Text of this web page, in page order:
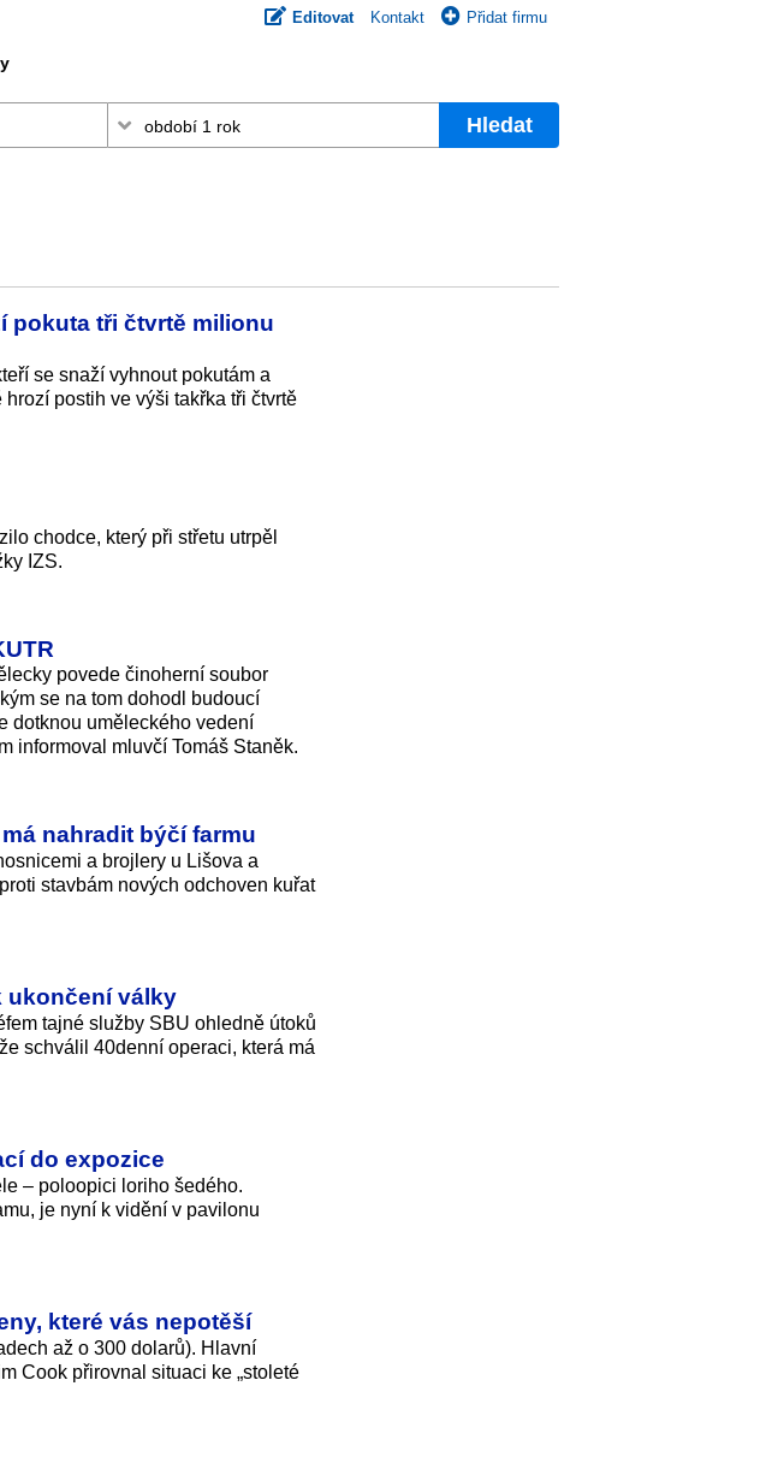
Editovat Kontakt Přidat firmu
Hledat
pokuta tři čtvrtě milionu
se snaží vyhnout pokutám a
postih ve výši takřka tři čtvrtě
chodce, který při střetu utrpěl
IZS.
povede činoherní soubor
se na tom dohodl budoucí
dotknou uměleckého vedení
informoval mluvčí Tomáš Staněk.
nahradit býčí farmu
a brojlery u Lišova a
stavbám nových odchoven kuřat
ukončení války
tajné služby SBU ohledně útoků
schválil 40denní operaci, která má
do expozice
– poloopici loriho šedého.
je nyní k vidění v pavilonu
které vás nepotěší
až o 300 dolarů). Hlavní
Cook přirovnal situaci ke „stoleté